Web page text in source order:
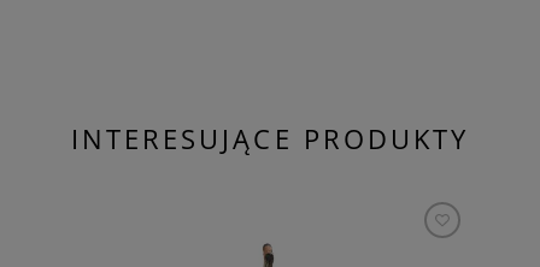
INTERESUJĄCE PRODUKTY